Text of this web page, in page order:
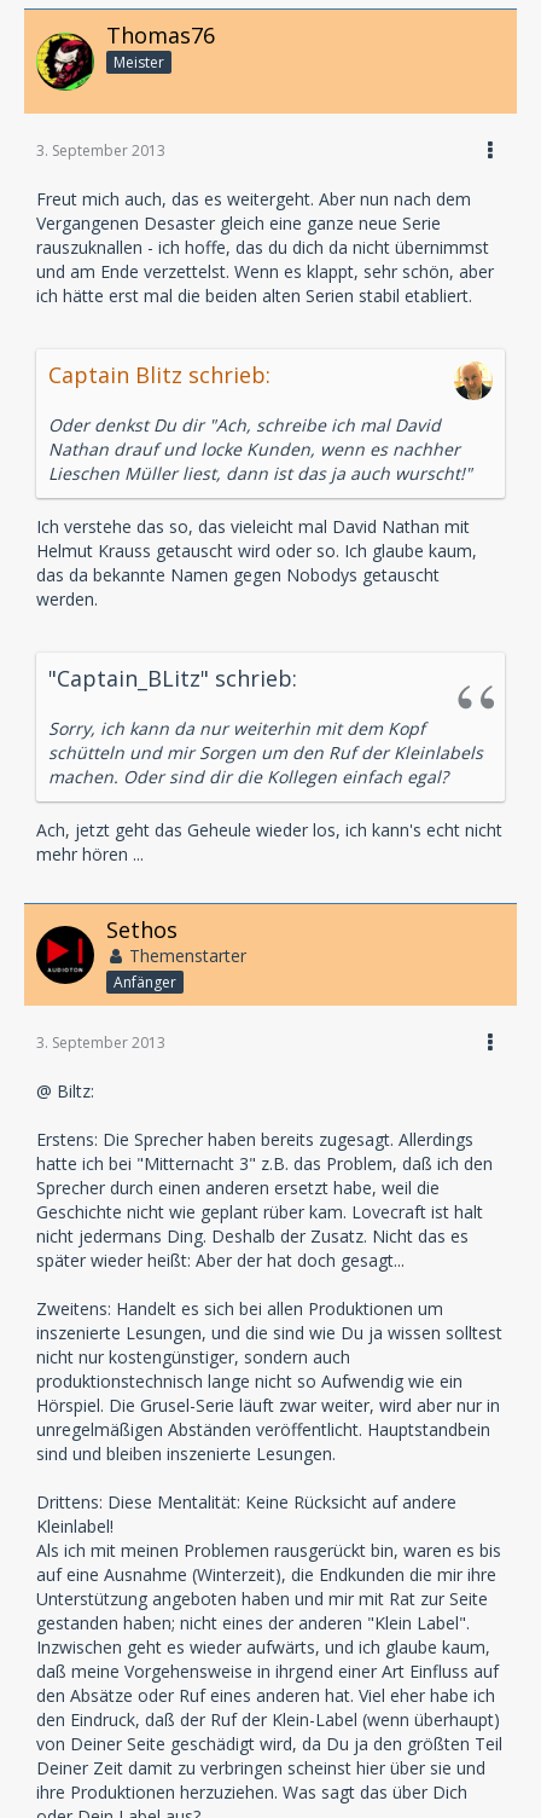
Thomas76
Meister
3. September 2013
Freut mich auch, das es weitergeht. Aber nun nach dem
Vergangenen Desaster gleich eine ganze neue Serie
rauszuknallen - ich hoffe, das du dich da nicht übernimmst
und am Ende verzettelst. Wenn es klappt, sehr schön, aber
ich hätte erst mal die beiden alten Serien stabil etabliert.
Captain Blitz schrieb:
Oder denkst Du dir "Ach, schreibe ich mal David
Nathan drauf und locke Kunden, wenn es nachher
Lieschen Müller liest, dann ist das ja auch wurscht!"
Ich verstehe das so, das vieleicht mal David Nathan mit
Helmut Krauss getauscht wird oder so. Ich glaube kaum,
das da bekannte Namen gegen Nobodys getauscht
werden.
"Captain_BLitz" schrieb:
Sorry, ich kann da nur weiterhin mit dem Kopf
schütteln und mir Sorgen um den Ruf der Kleinlabels
machen. Oder sind dir die Kollegen einfach egal?
Ach, jetzt geht das Geheule wieder los, ich kann's echt nicht
mehr hören ...
Sethos
Themenstarter
Anfänger
3. September 2013
@ Biltz:
Erstens: Die Sprecher haben bereits zugesagt. Allerdings
hatte ich bei "Mitternacht 3" z.B. das Problem, daß ich den
Sprecher durch einen anderen ersetzt habe, weil die
Geschichte nicht wie geplant rüber kam. Lovecraft ist halt
nicht jedermans Ding. Deshalb der Zusatz. Nicht das es
später wieder heißt: Aber der hat doch gesagt...
Zweitens: Handelt es sich bei allen Produktionen um
inszenierte Lesungen, und die sind wie Du ja wissen solltest
nicht nur kostengünstiger, sondern auch
produktionstechnisch lange nicht so Aufwendig wie ein
Hörspiel. Die Grusel-Serie läuft zwar weiter, wird aber nur in
unregelmäßigen Abständen veröffentlicht. Hauptstandbein
sind und bleiben inszenierte Lesungen.
Drittens: Diese Mentalität: Keine Rücksicht auf andere
Kleinlabel!
Als ich mit meinen Problemen rausgerückt bin, waren es bis
auf eine Ausnahme (Winterzeit), die Endkunden die mir ihre
Unterstützung angeboten haben und mir mit Rat zur Seite
gestanden haben; nicht eines der anderen "Klein Label".
Inzwischen geht es wieder aufwärts, und ich glaube kaum,
daß meine Vorgehensweise in ihrgend einer Art Einfluss auf
den Absätze oder Ruf eines anderen hat. Viel eher habe ich
den Eindruck, daß der Ruf der Klein-Label (wenn überhaupt)
von Deiner Seite geschädigt wird, da Du ja den größten Teil
Deiner Zeit damit zu verbringen scheinst hier über sie und
ihre Produktionen herzuziehen. Was sagt das über Dich